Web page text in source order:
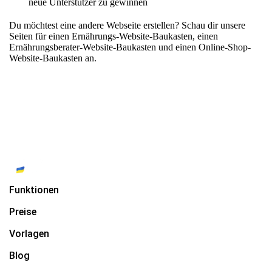
neue Unterstützer zu gewinnen
Du möchtest eine andere Webseite erstellen? Schau dir unsere
Seiten füreinen Ernährungs-Website-Baukasten, einen
Ernährungsberater-Website-Baukasten und einen Online-Shop-
Website-Baukasten an.
Funktionen
Preise
Vorlagen
Blog